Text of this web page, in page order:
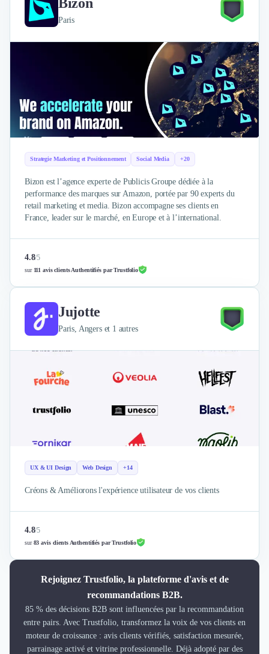
Paris
Strategie Marketing et Positionnement Social Media +20
Bizon est l’agence experte de Publicis Groupe dédiée à la
performance des marques sur Amazon, portée par 90 experts du
retail marketing et media. Bizon accompagne ses clients en
France, leader sur le marché, en Europe et à l’international.
4.8/5
sur 111 avis clients Authentifiés par Trustfolio
Jujotte
Paris, Angers et 1 autres
UX & UI Design Web Design +14
Créons & Améliorons l'expérience utilisateur de vos clients
4.8/5
sur83 avis clients Authentifiés par Trustfolio
Rejoignez Trustfolio, la plateforme d'avis et de
recommandations B2B.
85 % des décisions B2B sont influencées par la recommandation
entre pairs. Avec Trustfolio, transformez la voix de vos clients en
moteur de croissance : avis clients vérifiés, satisfaction mesurée,
parrainage activé et vitrine professionnelle. Déjà adopté par des